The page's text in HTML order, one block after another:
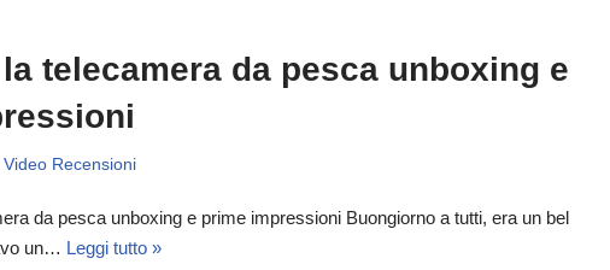
telecamera da pesca unboxing e
,Video Recensioni
da pesca unboxing e prime impressioni Buongiorno a tutti, era un bel
un… Leggi tutto »